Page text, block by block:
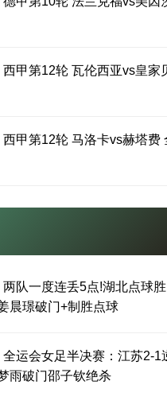
甲第12轮 瓦伦西亚vs皇家
甲第12轮 马洛卡vs赫塔费
队一度连丢5点!湖北点球胜
晨璟破门+制胜点球
运会女足半决赛：江苏2-1
雨破门邵子钦绝杀